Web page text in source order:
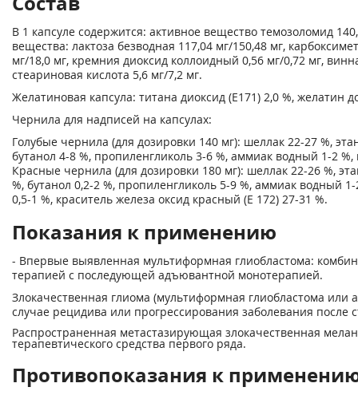
В 1 капсуле содержится: активное вещество темозоломид
вещества: лактоза безводная 117,04 мг/150,48 мг,
мг/18,0 мг, кремния диоксид коллоидный 0,56 мг/0,72 мг,
стеариновая кислота 5,6 мг/7,2 мг.
Желатиновая капсула: титана диоксид (Е171) 2,0 %, желатин
Чернила для надписей на капсулах:
Голубые чернила (для дозировки 140 мг): шеллак 22-27 %,
бутанол 4-8 %, пропиленгликоль 3-6 %, аммиак водный 1-2
Красные чернила (для дозировки 180 мг): шеллак 22-26 %,
%, бутанол 0,2-2 %, пропиленгликоль 5-9 %, аммиак водный
0,5-1 %, краситель железа оксид красный (Е 172) 27-31 %.
Показания к применению
- Впервые выявленная мультиформная глиобластома:
терапией с последующей адъювантной монотерапией.
Злокачественная глиома (мультиформная глиобластома или
случае рецидива или прогрессирования заболевания после
Распространенная метастазирующая злокачественная
терапевтического средства первого ряда.
Противопоказания к